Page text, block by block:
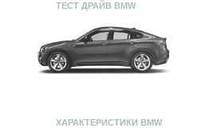
ТЕСТ ДРАЙВ BMW
ХАРАКТЕРИСТИКИ BMW